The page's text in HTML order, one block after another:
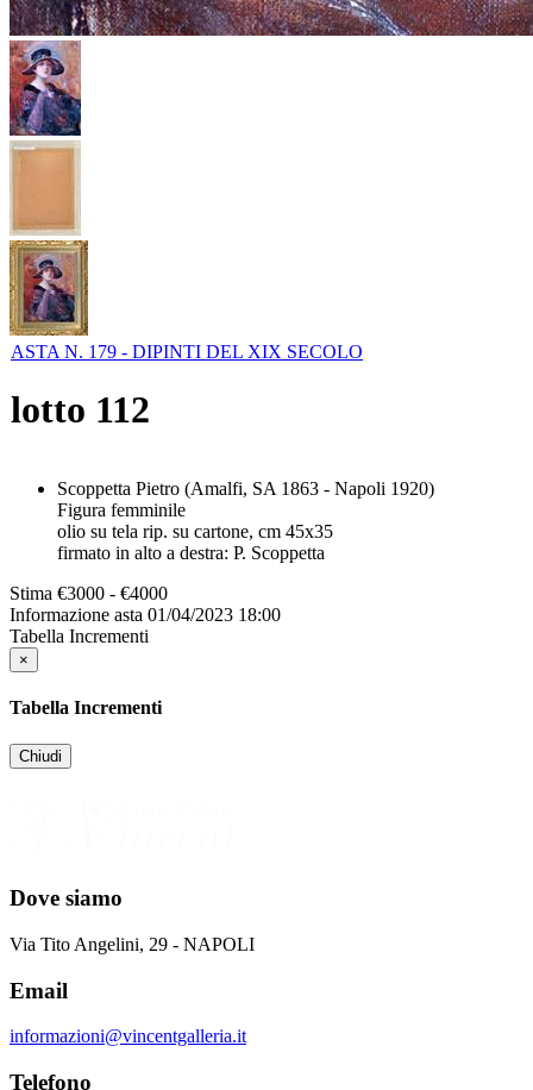
ASTA N. 179 - DIPINTI DEL XIX SECOLO
lotto 112
Scoppetta Pietro (Amalfi, SA 1863 - Napoli 1920)
Figura femminile
olio su tela rip. su cartone, cm 45x35
firmato in alto a destra: P. Scoppetta
Stima €3000 - €4000
Informazione asta 01/04/2023 18:00
Tabella Incrementi
×
Tabella Incrementi
Chiudi
Dove siamo
Via Tito Angelini, 29 - NAPOLI
Email
informazioni@vincentgalleria.it
Telefono